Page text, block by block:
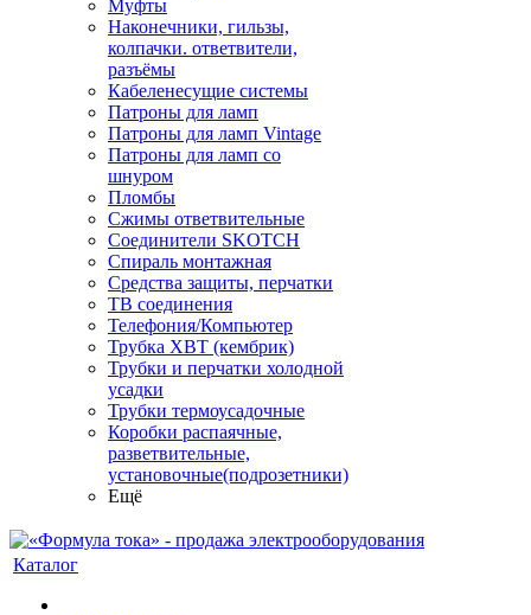
Муфты
Наконечники, гильзы,
колпачки. ответвители,
разъёмы
Кабеленесущие системы
Патроны для ламп
Патроны для ламп Vintage
Патроны для ламп со
шнуром
Пломбы
Сжимы ответвительные
Соединители SKOTCH
Спираль монтажная
Средства защиты, перчатки
ТВ соединения
Телефония/Компьютер
Трубка ХВТ (кембрик)
Трубки и перчатки холодной
усадки
Трубки термоусадочные
Коробки распаячные,
разветвительные,
установочные(подрозетники)
Ещё
Каталог